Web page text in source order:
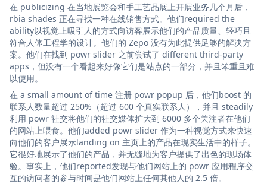
在 publicizing 在当地展览会和手工艺品展上开展业务几个月后，
rbia shades 正在寻找一种在线销售方式。他们required the
ability以视觉上吸引人的方式向访客展示他们的产品质量、轻巧且
符合人体工程学的设计。他们的 Zepo 没有为此提供足够的解决方
案。他们在找到 powr slider 之前尝试了 different third-party
apps，但没有一个看起来好像它们是站点的一部分，并且笨重且难
以使用。
在 a small amount of time 注册 powr popup 后，他们boost 的
联系人数量超过 250%（超过 600 个真实联系人），并且 steadily
利用 powr 社交将他们的社交媒体扩大到 6000 多个关注者在他们
的网站上喂食。他们added powr slider 作为一种视觉方式来快速
向他们的客户展示landing on 主页上的产品在现实生活中的样子。
它很好地展示了他们的产品，并无缝地为客户提供了出色的现场体
验。事实上，他们reported发现与他们网站上的 powr 应用程序交
互的访问者的参与时间是他们网站上任何其他人的 2.5 倍。